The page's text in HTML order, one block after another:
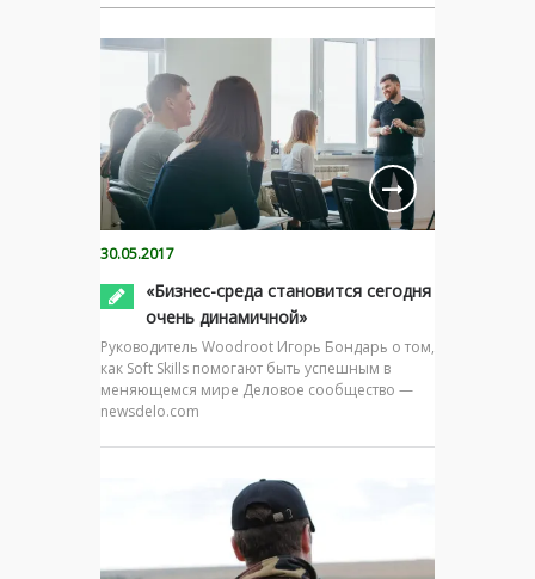
30.05.2017
«Бизнес-среда становится сегодня
очень динамичной»
Руководитель Woodroot Игорь Бондарь о том,
как Soft Skills помогают быть успешным в
меняющемся мире Деловое сообщество —
newsdelo.com